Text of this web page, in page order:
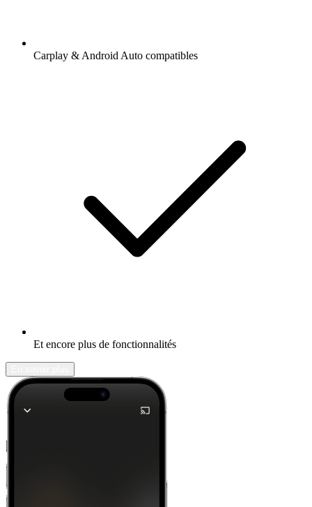
Carplay & Android Auto compatibles
Et encore plus de fonctionnalités